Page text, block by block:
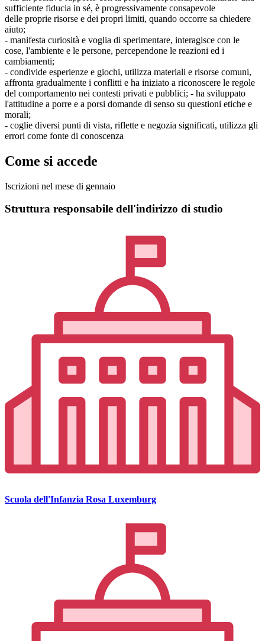
sufficiente fiducia in sé, è progressivamente consapevole
delle proprie risorse e dei propri limiti, quando occorre sa chiedere
aiuto;
- manifesta curiosità e voglia di sperimentare, interagisce con le
cose, l'ambiente e le persone, percependone le reazioni ed i
cambiamenti;
- condivide esperienze e giochi, utilizza materiali e risorse comuni,
affronta gradualmente i conflitti e ha iniziato a riconoscere le regole
del comportamento nei contesti privati e pubblici; - ha sviluppato
l'attitudine a porre e a porsi domande di senso su questioni etiche e
morali;
- coglie diversi punti di vista, riflette e negozia significati, utilizza gli
errori come fonte di conoscenza
Come si accede
Iscrizioni nel mese di gennaio
Struttura responsabile dell'indirizzo di studio
Scuola dell'Infanzia Rosa Luxemburg